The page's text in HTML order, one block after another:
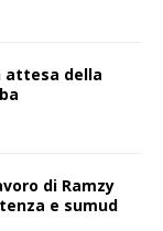
attesa della
di Ramzy
e sumud